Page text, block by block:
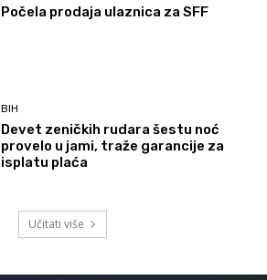
Počela prodaja ulaznica za SFF
BIH
Devet zeničkih rudara šestu noć
provelo u jami, traže garancije za
isplatu plaća
Učitati više